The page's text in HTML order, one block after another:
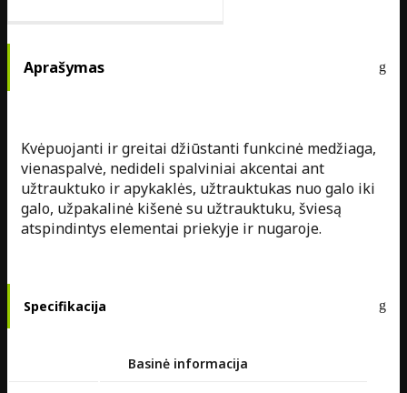
Aprašymas
Kvėpuojanti ir greitai džiūstanti funkcinė medžiaga,
vienaspalvė, nedideli spalviniai akcentai ant
užtrauktuko ir apykaklės, užtrauktukas nuo galo iki
galo, užpakalinė kišenė su užtrauktuku, šviesą
atspindintys elementai priekyje ir nugaroje.
Specifikacija
Basinė informacija